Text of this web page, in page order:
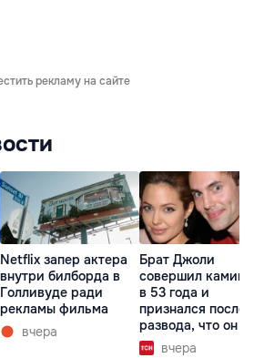
рекламу на сайте
Netflix запер актера
внутри билборда в
Голливуде ради
рекламы фильма
вчера
Брат Джоли
совершил
в 53 года и
признался после
развода, что он
вчера